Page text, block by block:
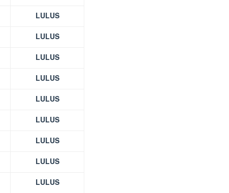
LULUS
LULUS
LULUS
LULUS
LULUS
LULUS
LULUS
LULUS
LULUS